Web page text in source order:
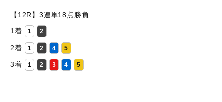
【12R】3連単18点勝負
1着
1 2
2着 1 2 4 5
3着 1 2 3 4 5